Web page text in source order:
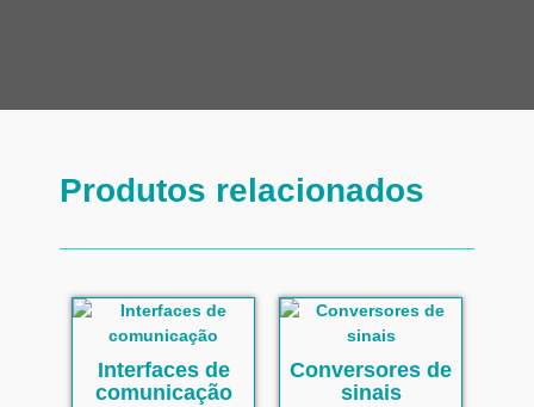
Produtos relacionados
Interfaces de
comunicação
Conversores de
sinais